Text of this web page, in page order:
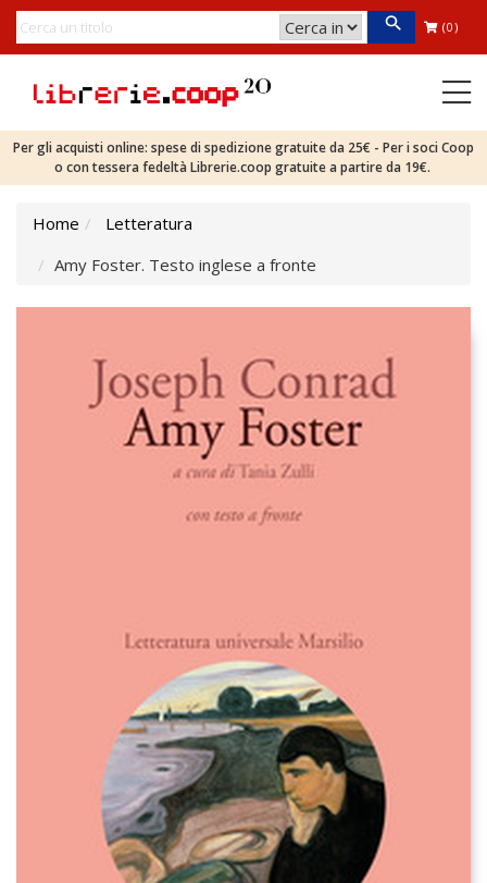
(0)
Per gli acquisti online: spese di spedizione gratuite da 25€ - Per i soci Coop
o con tessera fedeltà Librerie.coop gratuite a partire da 19€.
Home
Letteratura
Amy Foster. Testo inglese a fronte